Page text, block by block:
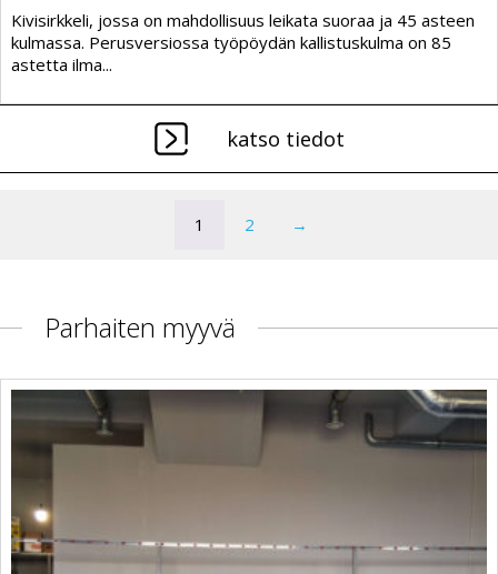
Kivisirkkeli, jossa on mahdollisuus leikata suoraa ja 45 asteen
kulmassa. Perusversiossa työpöydän kallistuskulma on 85
astetta ilma...
katso tiedot
1 2 →
Parhaiten myyvä